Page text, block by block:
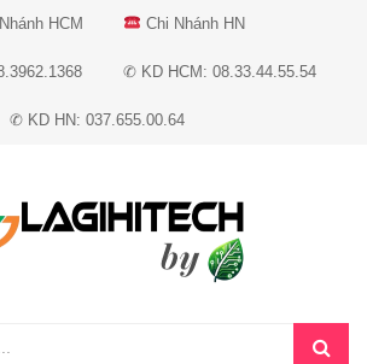
HCM Chi Nhánh HN
✆ KD HCM: 08.33.44.55.54
✆ KD HN: 037.655.00.64